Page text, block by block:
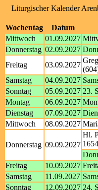
Liturgischer Kalender
Wochentag
Datum
Mittwoch
01.09.2027
Donnerstag 02.09.2027
Freitag
03.09.2027
Samstag
04.09.2027
Sonntag
05.09.2027 23.
Montag
06.09.2027
Dienstag
07.09.2027
Mittwoch
08.09.2027
Donnerstag 09.09.2027
Hl.
Freitag
10.09.2027
Samstag
11.09.2027
Sonntag
12.09.2027 24.